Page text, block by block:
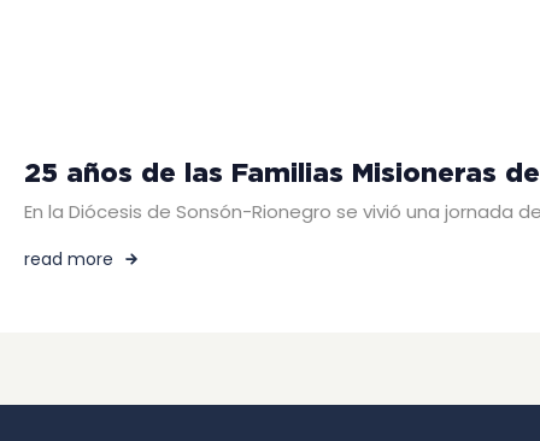
25 años de las Familias Misioneras
En la Diócesis de Sonsón-Rionegro se vivió una jornada
read more